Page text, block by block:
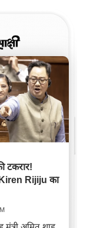
टकरार!
Rijiju का